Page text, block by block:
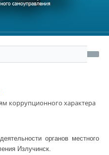
коррупционного характера
органов местного
Излучинск.